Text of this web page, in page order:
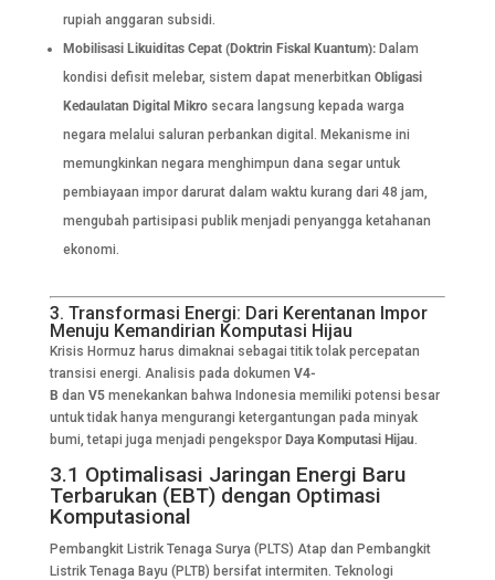
rupiah anggaran subsidi.
Mobilisasi Likuiditas Cepat (Doktrin Fiskal Kuantum):Dalam
kondisi defisit melebar, sistem dapat menerbitkan Obligasi
Kedaulatan Digital Mikrosecara langsung kepada warga
negara melalui saluran perbankan digital. Mekanisme ini
memungkinkan negara menghimpun dana segar untuk
pembiayaan impor darurat dalam waktu kurang dari 48 jam,
mengubah partisipasi publik menjadi penyangga ketahanan
ekonomi.
3. Transformasi Energi: Dari Kerentanan Impor
Menuju Kemandirian Komputasi Hijau
Krisis Hormuz harus dimaknai sebagai titik tolak percepatan
transisi energi. Analisis pada dokumen V4-
B dan V5menekankan bahwa Indonesia memiliki potensi besar
untuk tidak hanya mengurangi ketergantungan pada minyak
bumi, tetapi juga menjadi pengekspor Daya Komputasi Hijau
3.1 Optimalisasi Jaringan Energi Baru
Terbarukan (EBT) dengan Optimasi
Komputasional
Pembangkit Listrik Tenaga Surya (PLTS) Atap dan Pembangkit
Listrik Tenaga Bayu (PLTB) bersifat intermiten. Teknologi